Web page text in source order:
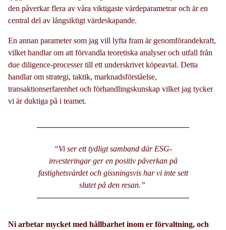
den påverkar flera av våra viktigaste värdeparametrar och är en
central del av långsiktigt värdeskapande.
En annan parameter som jag vill lyfta fram är genomförandekraft,
vilket handlar om att förvandla teoretiska analyser och utfall från
due diligence-processer till ett underskrivet köpeavtal. Detta
handlar om strategi, taktik, marknadsförståelse,
transaktionserfarenhet och förhandlingskunskap vilket jag tycker
vi är duktiga på i teamet.
“Vi ser ett tydligt samband där ESG-
investeringar ger en positiv påverkan på
fastighetsvärdet och gissningsvis har vi inte sett
slutet på den resan.”
Ni arbetar mycket med hållbarhet inom er förvaltning, och